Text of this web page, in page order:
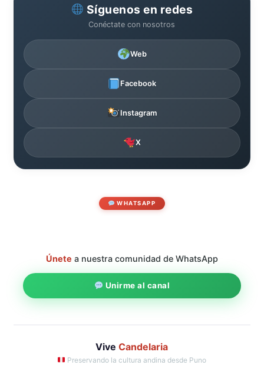
Síguenos en redes
Conéctate con nosotros
Web
Facebook
Instagram
X
WHATSAPP
Únete a nuestra comunidad de WhatsApp
Unirme al canal
ViveCandelaria
Preservando la cultura andina desde Puno